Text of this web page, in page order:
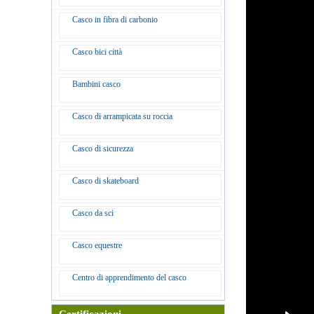
Casco in fibra di carbonio
Casco bici città
Bambini casco
Casco di arrampicata su roccia
Casco di sicurezza
Casco di skateboard
Casco da sci
Casco equestre
Centro di apprendimento del casco